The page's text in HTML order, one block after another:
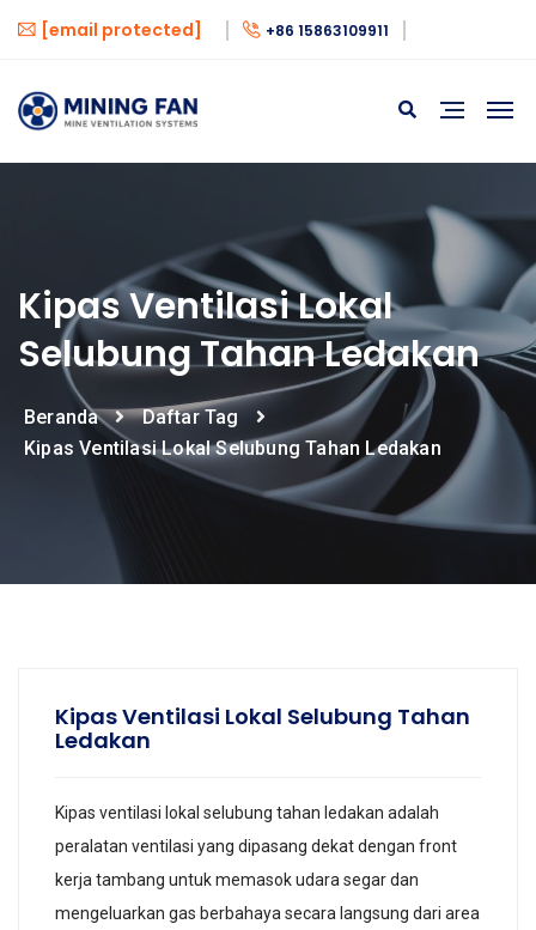
[email protected] +86 15863109911
Kipas Ventilasi Lokal
Selubung Tahan Ledakan
Beranda
Daftar Tag
Kipas Ventilasi Lokal Selubung Tahan Ledakan
Kipas Ventilasi Lokal Selubung Tahan
Ledakan
Kipas ventilasi lokal selubung tahan ledakan adalah
peralatan ventilasi yang dipasang dekat dengan front
kerja tambang untuk memasok udara segar dan
mengeluarkan gas berbahaya secara langsung dari area